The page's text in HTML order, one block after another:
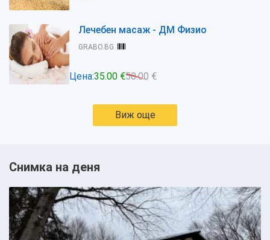
Лечебен масаж - ДМ Физио
GRABO.BG
Цена:35.00 €50.00 €
Виж още
Снимка на деня